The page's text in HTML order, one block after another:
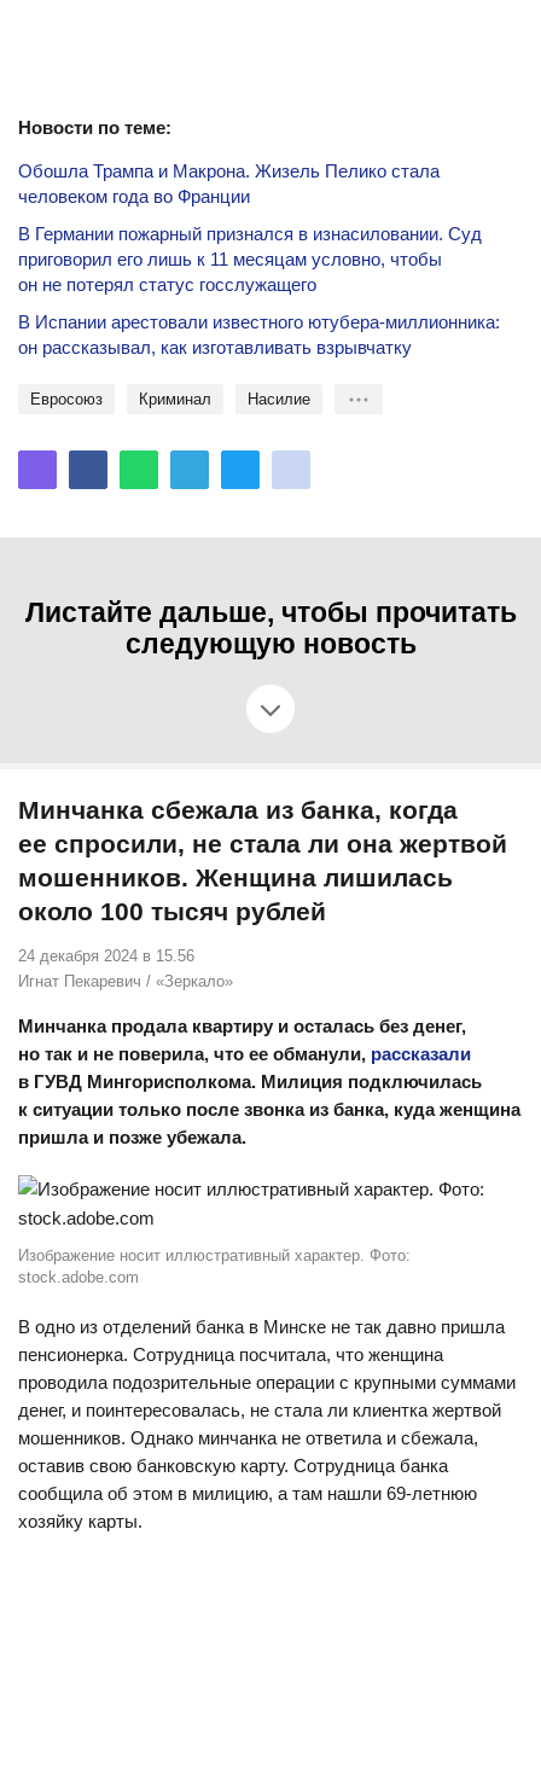
Новости по теме:
Обошла Трампа и Макрона. Жизель Пелико стала
человеком года во Франции
В Германии пожарный признался в изнасиловании. Суд
приговорил его лишь к 11 месяцам условно, чтобы
он не потерял статус госслужащего
В Испании арестовали известного ютубера-миллионника:
он рассказывал, как изготавливать взрывчатку
Евросоюз криминал насилие
Листайте дальше, чтобы прочитать
следующую новость